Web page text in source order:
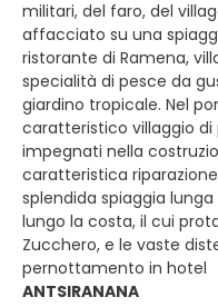
militari, del faro, del
affacciato su una
ristorante di Ramena,
specialità di pesce da
giardino tropicale. Nel
caratteristico villaggio
impegnati nella
caratteristica
splendida spiaggia lunga
lungo la costa, il cui
Zucchero, e le vaste
pernottamento in hotel
ANTSIRANANA